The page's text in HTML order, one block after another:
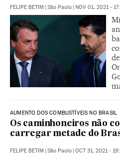
FELIPE BETIM São Paulo NOV 01, 2021 -
AUMENTO DOS COMBUSTÍVEIS NO BRASIL
Os caminhoneiros não
carregar metade do
FELIPE BETIM São Paulo OCT 31, 2021 -